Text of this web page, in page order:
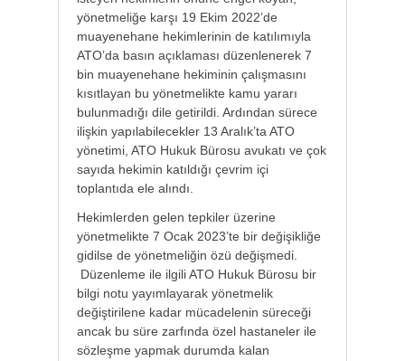
yönetmeliğe karşı 19 Ekim 2022’de
muayenehane hekimlerinin de katılımıyla
ATO’da basın açıklaması düzenlenerek 7
bin muayenehane hekiminin çalışmasını
kısıtlayan bu yönetmelikte kamu yararı
bulunmadığı dile getirildi. Ardından sürece
ilişkin yapılabilecekler 13 Aralık’ta ATO
yönetimi, ATO Hukuk Bürosu avukatı ve çok
sayıda hekimin katıldığı çevrim içi
toplantıda ele alındı.
Hekimlerden gelen tepkiler üzerine
yönetmelikte 7 Ocak 2023’te bir değişikliğe
gidilse de yönetmeliğin özü değişmedi.
Düzenleme ile ilgili ATO Hukuk Bürosu bir
bilgi notu yayımlayarak yönetmelik
değiştirilene kadar mücadelenin süreceği
ancak bu süre zarfında özel hastaneler ile
sözleşme yapmak durumda kalan